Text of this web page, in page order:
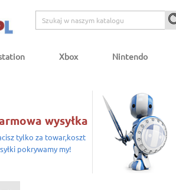
Xbox Nintendo
wysyłka
tylko za towar,koszt
pokrywamy my!